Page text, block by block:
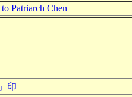
Patriarch Chen
印